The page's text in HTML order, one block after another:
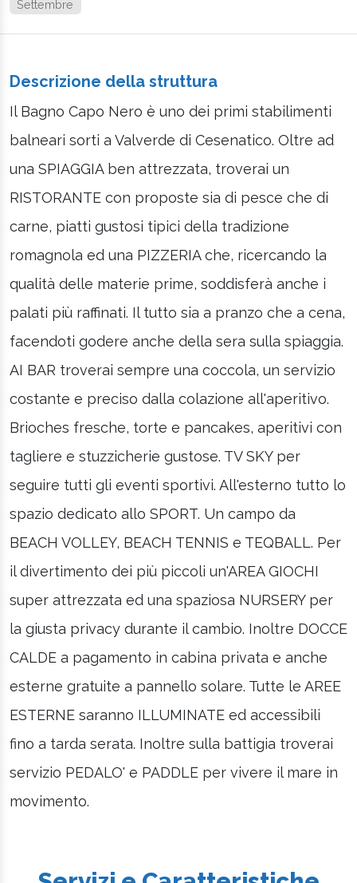
Settembre
Descrizione della struttura
Il Bagno Capo Nero è uno dei primi stabilimenti
balneari sorti a Valverde di Cesenatico. Oltre ad
una SPIAGGIA ben attrezzata, troverai un
RISTORANTE con proposte sia di pesce che di
carne, piatti gustosi tipici della tradizione
romagnola ed una PIZZERIA che, ricercando la
qualità delle materie prime, soddisferà anche i
palati più raffinati. Il tutto sia a pranzo che a cena,
facendoti godere anche della sera sulla spiaggia.
AI BAR troverai sempre una coccola, un servizio
costante e preciso dalla colazione all'aperitivo.
Brioches fresche, torte e pancakes, aperitivi con
tagliere e stuzzicherie gustose. TV SKY per
seguire tutti gli eventi sportivi. All'esterno tutto lo
spazio dedicato allo SPORT. Un campo da
BEACH VOLLEY, BEACH TENNIS e TEQBALL. Per
il divertimento dei più piccoli un'AREA GIOCHI
super attrezzata ed una spaziosa NURSERY per
la giusta privacy durante il cambio. Inoltre DOCCE
CALDE a pagamento in cabina privata e anche
esterne gratuite a pannello solare. Tutte le AREE
ESTERNE saranno ILLUMINATE ed accessibili
fino a tarda serata. Inoltre sulla battigia troverai
servizio PEDALO' e PADDLE per vivere il mare in
movimento.